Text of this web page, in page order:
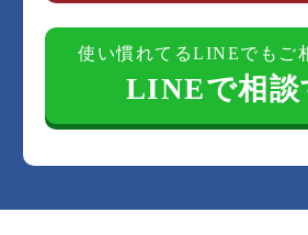
使い慣れてるLINEでもご
LINEで相談